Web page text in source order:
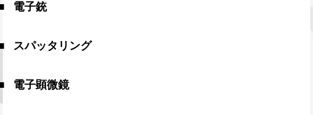
電子銃
スパッタリング
電子顕微鏡